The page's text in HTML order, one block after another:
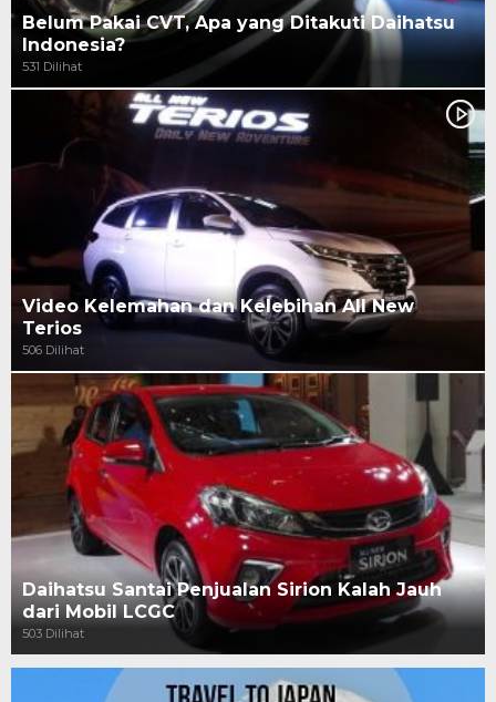
Belum Pakai CVT, Apa yang Ditakuti Daihatsu
Indonesia?
531 Dilihat
Video Kelemahan dan Kelebihan All New
Terios
506 Dilihat
Daihatsu Santai Penjualan Sirion Kalah Jauh
dari Mobil LCGC
503 Dilihat